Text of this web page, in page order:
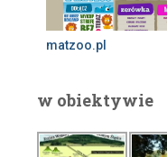
matzoo.pl
w obiektywie